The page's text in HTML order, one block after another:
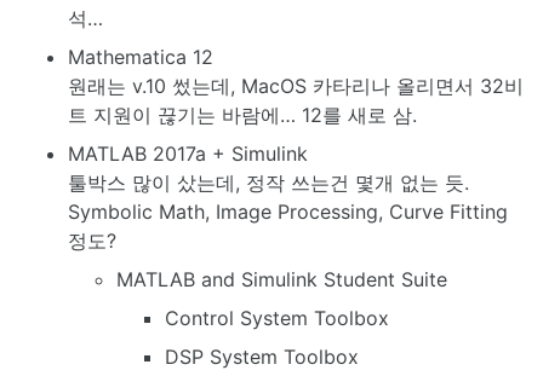
석…
Mathematica 12
원래는 v.10 썼는데, MacOS 카타리나 올리면서 32비
트 지원이 끊기는 바람에… 12를 새로 삼.
MATLAB 2017a + Simulink
툴박스 많이 샀는데, 정작 쓰는건 몇개 없는 듯.
Symbolic Math, Image Processing, Curve Fitting
정도?
MATLAB and Simulink Student Suite
Control System Toolbox
DSP System Toolbox